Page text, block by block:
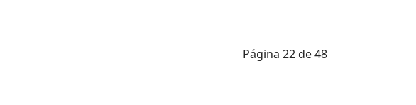
Página 22 de 48